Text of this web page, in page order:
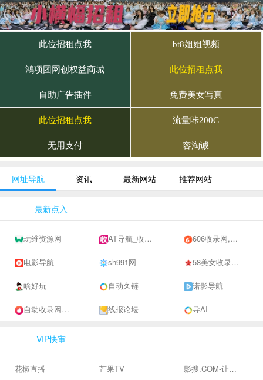
网址导航 资讯 最新网站 推荐网站
最新点入
玩维资源网 AT导航_收录网_免费收录网站_自动收录网_秒收录 606收录网,免费自动秒收录网址,提供自动收录,网站导航大全源码,自动链,友情链接交换。
电影导航 sh991网 58美女收录网-自动收录网站-流量交换-自动链
啥好玩 自动久链 诺影导航
自动收录网 - 自动秒收录-网站收录-收录网站-网址收录-秒收录 线报论坛 导AI
VIP快审
花椒直播 芒果TV 影搜.COM-让影视搜索变得简单